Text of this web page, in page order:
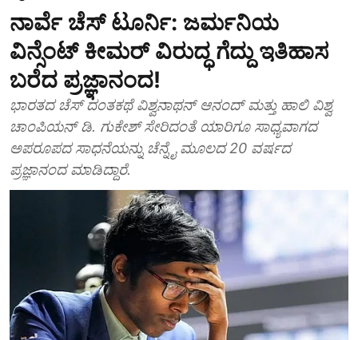
ನಾರ್ವೆ ಚೆಸ್ ಟೂರ್ನಿ: ಜರ್ಮನಿಯ
ವಿನ್ಸೆಂಟ್ ಕೀಮರ್ ವಿರುದ್ಧ ಗೆದ್ದು ಇತಿಹಾಸ
ಬರೆದ ಪ್ರಜ್ಞಾನಂದ!
ಭಾರತದ ಚೆಸ್ ದಂತಕಥೆ ವಿಶ್ವನಾಥನ್ ಆನಂದ್ ಮತ್ತು ಹಾಲಿ ವಿಶ್ವ
ಚಾಂಪಿಯನ್ ಡಿ. ಗುಕೇಶ್ ಸೇರಿದಂತೆ ಯಾರಿಗೂ ಸಾಧ್ಯವಾಗದ
ಅಪರೂಪದ ಸಾಧನೆಯನ್ನು ಚೆನ್ನೈ ಮೂಲದ 20 ವರ್ಷದ
ಪ್ರಜ್ಞಾನಂದ ಮಾಡಿದ್ದಾರೆ.